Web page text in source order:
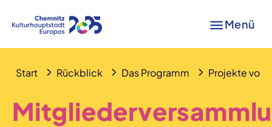
Menü
Start Rückblick Das Programm Projekte von